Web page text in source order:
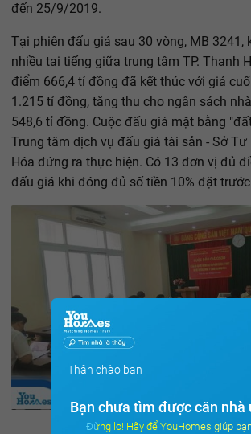
đến 25/9/2019.
Tại phiên đấu giá sau 30 vòng, MB 3241,
nhiều tai tiếng giữa trung tâm TP. Thanh
điểm 666,4 tỉ đồng đã kết thúc với giá
1.215 tỉ đồng, tăng thu cho ngân sách
548,6 tỉ đồng. Cuộc đấu giá mặt bằng
Trung tâm dịch vụ đấu giá tài sản - Sở
Hóa đứng ra thực hiện. Có 13 đơn vị đủ
đấu giá khi đóng đủ số tiền 10% đặt
Thân chào bạn
Bạn chưa tìm được căn nhà
Đừng lo! Hãy để YouHomes giúp